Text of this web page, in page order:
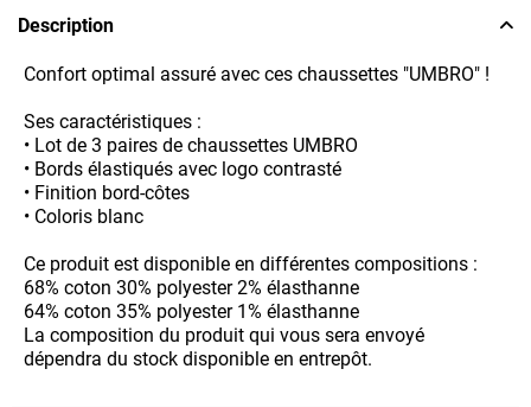
Description
Confort optimal assuré avec ces chaussettes "UMBRO" !
Ses caractéristiques :
• Lot de 3 paires de chaussettes UMBRO
• Bords élastiqués avec logo contrasté
• Finition bord-côtes
• Coloris blanc
Ce produit est disponible en différentes compositions :
68% coton 30% polyester 2% élasthanne
64% coton 35% polyester 1% élasthanne
La composition du produit qui vous sera envoyé
dépendra du stock disponible en entrepôt.